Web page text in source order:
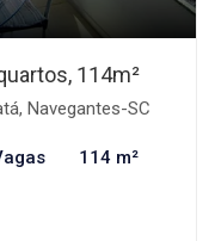
114m²
Navegantes-SC
114 m²